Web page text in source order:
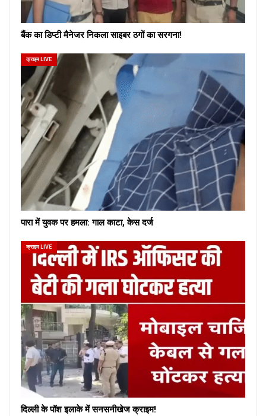
बैंक का डिप्टी मैनेजर निकला साइबर ठगों का सरगना!
क्राइम LIVE
पारा में युवक पर हमला: गाल काटा, केस दर्ज
क्राइम LIVE
दिल्ली के पॉश इलाके में सनसनीखेज क्राइम!